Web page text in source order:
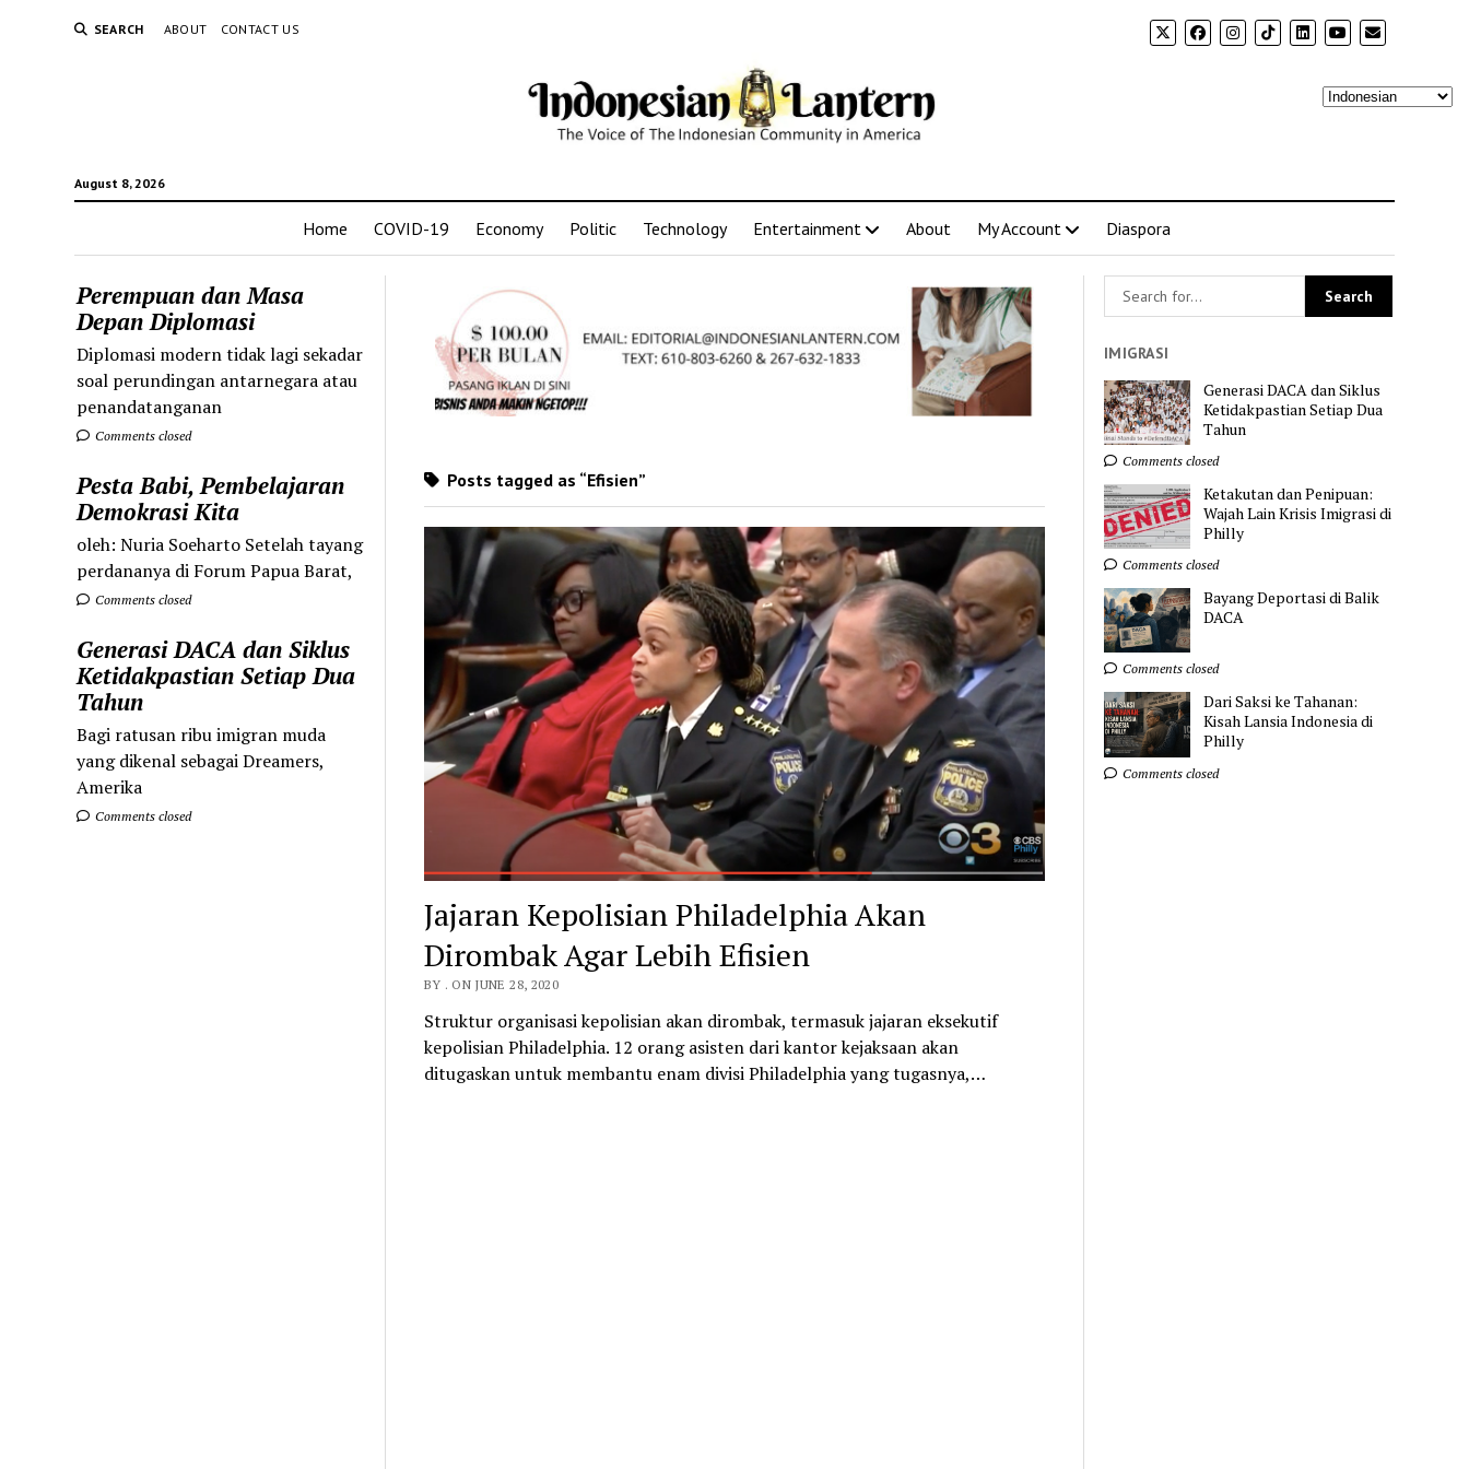
SEARCH ABOUT CONTACT US
August 8, 2026
Home COVID-19 Economy Politic Technology Entertainment About My Account Diaspora
Perempuan dan Masa
Depan Diplomasi
Diplomasi modern tidak lagi sekadar
soal perundingan antarnegara atau
penandatanganan
Comments closed
Pesta Babi, Pembelajaran
Demokrasi Kita
oleh: Nuria Soeharto Setelah tayang
perdananya di Forum Papua Barat,
Comments closed
Generasi DACA dan Siklus
Ketidakpastian Setiap Dua
Tahun
Bagi ratusan ribu imigran muda
yang dikenal sebagai Dreamers,
Amerika
Comments closed
Posts tagged as “Efisien”
Jajaran Kepolisian Philadelphia Akan
Dirombak Agar Lebih Efisien
BY . ON JUNE 28, 2020
Struktur organisasi kepolisian akan dirombak, termasuk jajaran eksekutif
kepolisian Philadelphia. 12 orang asisten dari kantor kejaksaan akan
ditugaskan untuk membantu enam divisi Philadelphia yang tugasnya,…
IMIGRASI
Generasi DACA dan Siklus
Ketidakpastian Setiap Dua
Tahun
Comments closed
Ketakutan dan Penipuan:
Wajah Lain Krisis Imigrasi di
Philly
Comments closed
Bayang Deportasi di Balik
DACA
Comments closed
Dari Saksi ke Tahanan:
Kisah Lansia Indonesia di
Philly
Comments closed